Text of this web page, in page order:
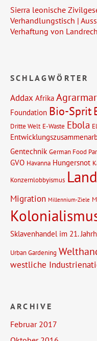
Sierra leonische
Verhandlungstisch |
Verhaftung von
SCHLAGWÖRTER
Addax Afrika
Foundation Bio-Sprit
Dritte Welt E-Waste Ebola
Gentechnik German Food
GVO Havanna Hungersnot
Konzernlobbyismus
Migration Millennium-Ziele
Sklavenhandel im 21.
Urban Gardening
westliche
ARCHIVE
Februar 2017